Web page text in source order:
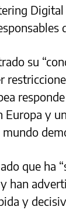
su
Europa y
que ha
han
y